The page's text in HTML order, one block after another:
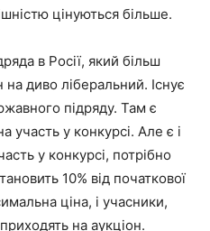
цінуються більше.
в Росії, який більш
на диво ліберальний. Існує
підряду. Там є
участь у конкурсі. Але є і
у конкурсі, потрібно
10% від початкової
ціна, і учасники,
на аукціон.